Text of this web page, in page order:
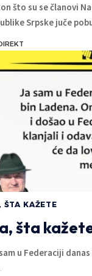
što su se članovi
Srpske juče
ŠTA KAŽETE
šta
u Federaciji